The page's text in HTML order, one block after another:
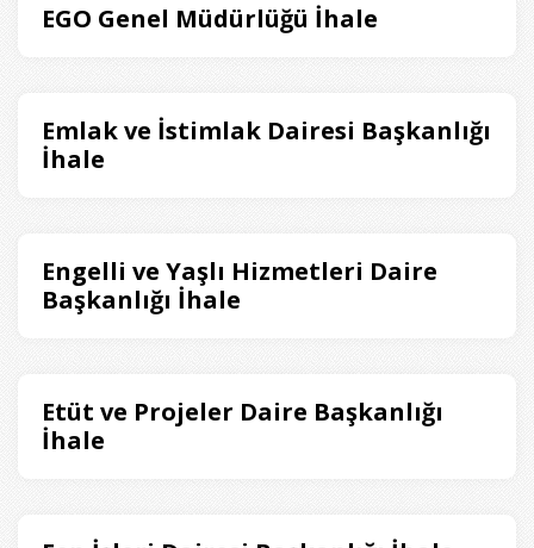
EGO Genel Müdürlüğü İhale
Emlak ve İstimlak Dairesi Başkanlığı
İhale
Engelli ve Yaşlı Hizmetleri Daire
Başkanlığı İhale
Etüt ve Projeler Daire Başkanlığı
İhale